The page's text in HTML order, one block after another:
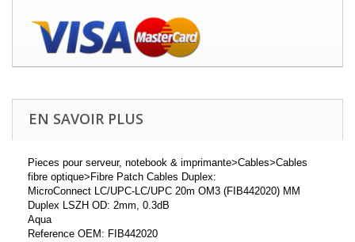
EN SAVOIR PLUS
Pieces pour serveur, notebook & imprimante>Cables>Cables
fibre optique>Fibre Patch Cables Duplex:
MicroConnect LC/UPC-LC/UPC 20m OM3 (FIB442020) MM
Duplex LSZH OD: 2mm, 0.3dB
Aqua
Reference OEM: FIB442020